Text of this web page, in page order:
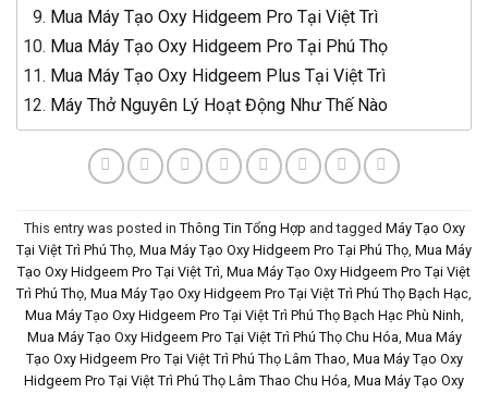
Mua Máy Tạo Oxy Hidgeem Pro Tại Việt Trì
Mua Máy Tạo Oxy Hidgeem Pro Tại Phú Thọ
Mua Máy Tạo Oxy Hidgeem Plus Tại Việt Trì
Máy Thở Nguyên Lý Hoạt Động Như Thế Nào
This entry was posted in Thông Tin Tổng Hợp and tagged Máy Tạo Oxy
Tại Việt Trì Phú Thọ, Mua Máy Tạo Oxy Hidgeem Pro Tại Phú Thọ, Mua Máy
Tạo Oxy Hidgeem Pro Tại Việt Trì, Mua Máy Tạo Oxy Hidgeem Pro Tại Việt
Trì Phú Thọ, Mua Máy Tạo Oxy Hidgeem Pro Tại Việt Trì Phú Thọ Bạch Hạc,
Mua Máy Tạo Oxy Hidgeem Pro Tại Việt Trì Phú Thọ Bạch Hạc Phù Ninh,
Mua Máy Tạo Oxy Hidgeem Pro Tại Việt Trì Phú Thọ Chu Hóa, Mua Máy
Tạo Oxy Hidgeem Pro Tại Việt Trì Phú Thọ Lâm Thao, Mua Máy Tạo Oxy
Hidgeem Pro Tại Việt Trì Phú Thọ Lâm Thao Chu Hóa, Mua Máy Tạo Oxy